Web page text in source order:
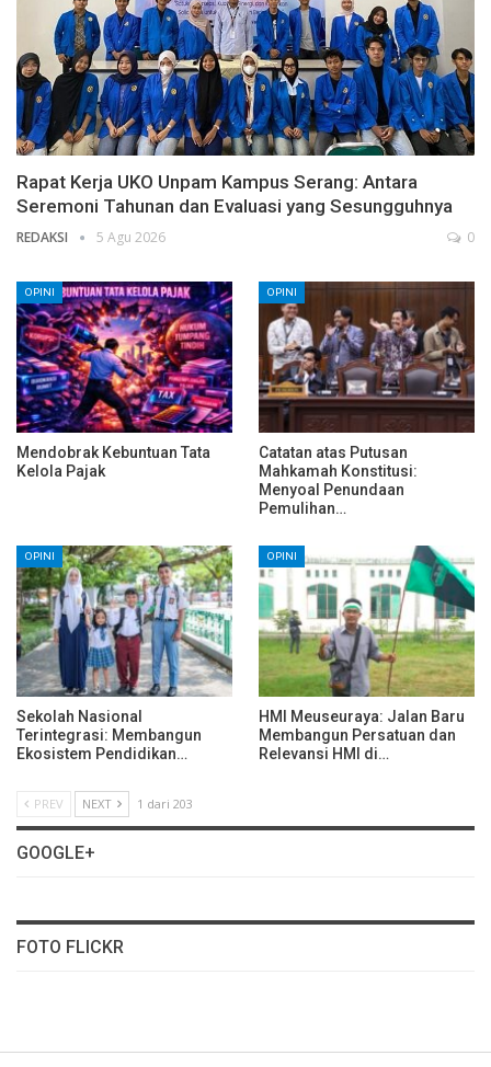
Rapat Kerja UKO Unpam Kampus Serang: Antara
Seremoni Tahunan dan Evaluasi yang Sesungguhnya
REDAKSI 5 Agu 2026 0
OPINI
Mendobrak Kebuntuan Tata
Kelola Pajak
OPINI
Catatan atas Putusan
Mahkamah Konstitusi:
Menyoal Penundaan
Pemulihan…
OPINI
Sekolah Nasional
Terintegrasi: Membangun
Ekosistem Pendidikan…
OPINI
HMI Meuseuraya: Jalan Baru
Membangun Persatuan dan
Relevansi HMI di…
PREV NEXT 1 dari 203
GOOGLE+
FOTO FLICKR